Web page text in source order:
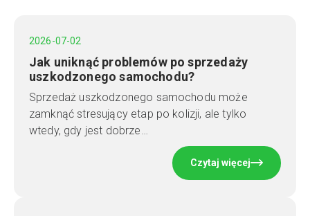
2026-07-02
Jak uniknąć problemów po sprzedaży
uszkodzonego samochodu?
Sprzedaż uszkodzonego samochodu może
zamknąć stresujący etap po kolizji, ale tylko
wtedy, gdy jest dobrze…
Czytaj więcej